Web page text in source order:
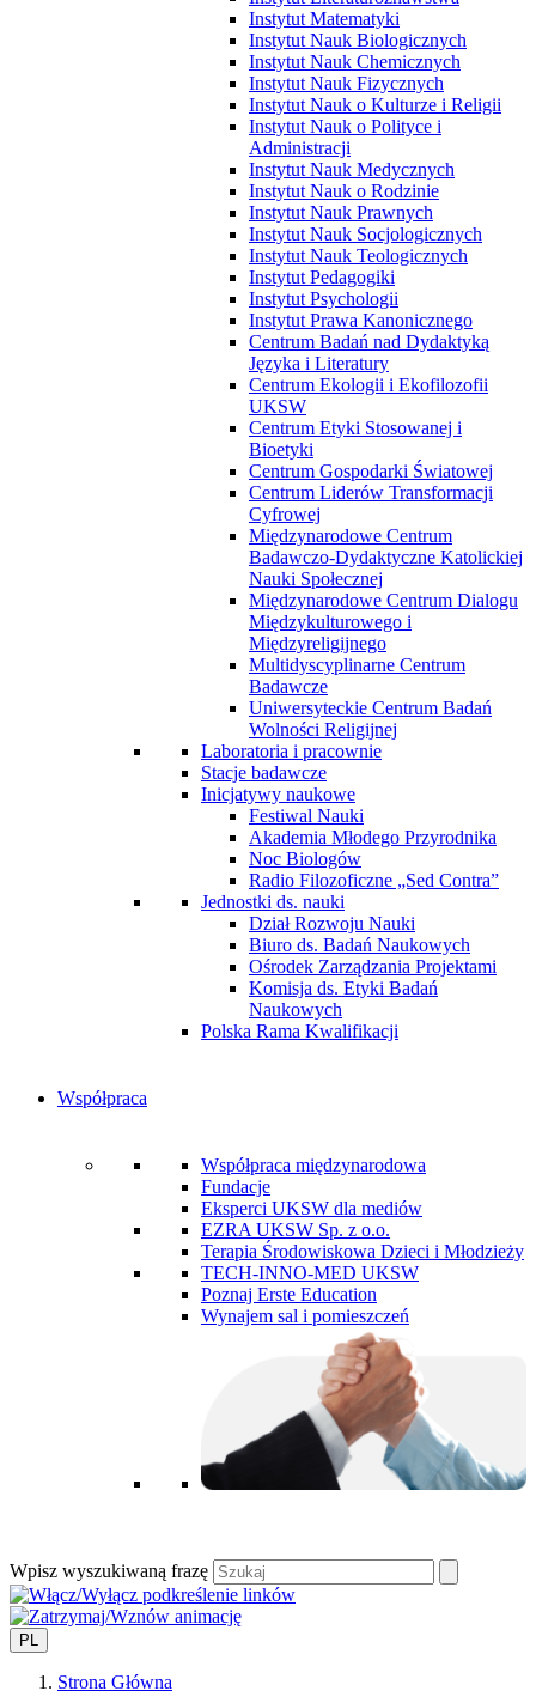
Instytut Matematyki
Instytut Nauk Biologicznych
Instytut Nauk Chemicznych
Instytut Nauk Fizycznych
Instytut Nauk o Kulturze i Religii
Instytut Nauk o Polityce i
Administracji
Instytut Nauk Medycznych
Instytut Nauk o Rodzinie
Instytut Nauk Prawnych
Instytut Nauk Socjologicznych
Instytut Nauk Teologicznych
Instytut Pedagogiki
Instytut Psychologii
Instytut Prawa Kanonicznego
Centrum Badań nad Dydaktyką
Języka i Literatury
Centrum Ekologii i Ekofilozofii
UKSW
Centrum Etyki Stosowanej i
Bioetyki
Centrum Gospodarki Światowej
Centrum Liderów Transformacji
Cyfrowej
Międzynarodowe Centrum
Badawczo-Dydaktyczne Katolickiej
Nauki Społecznej
Międzynarodowe Centrum Dialogu
Międzykulturowego i
Międzyreligijnego
Multidyscyplinarne Centrum
Badawcze
Uniwersyteckie Centrum Badań
Wolności Religijnej
Laboratoria i pracownie
Stacje badawcze
Inicjatywy naukowe
Festiwal Nauki
Akademia Młodego Przyrodnika
Noc Biologów
Radio Filozoficzne „Sed Contra”
Jednostki ds. nauki
Dział Rozwoju Nauki
Biuro ds. Badań Naukowych
Ośrodek Zarządzania Projektami
Komisja ds. Etyki Badań
Naukowych
Polska Rama Kwalifikacji
Współpraca
Współpraca międzynarodowa
Fundacje
Eksperci UKSW dla mediów
EZRA UKSW Sp. z o.o.
Terapia Środowiskowa Dzieci i Młodzieży
TECH-INNO-MED UKSW
Poznaj Erste Education
Wynajem sal i pomieszczeń
Wpisz wyszukiwaną frazę
PL
Strona Główna